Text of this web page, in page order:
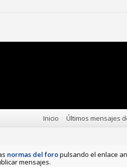
Inicio Últimos mensajes
normas del foropulsando el enlace
mensajes.